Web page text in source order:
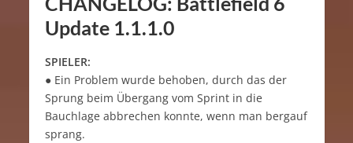
Update 1.1.1.0
SPIELER:
● Ein Problem wurde behoben, durch das der
Sprung beim Übergang vom Sprint in die
Bauchlage abbrechen konnte, wenn man bergauf
sprang.